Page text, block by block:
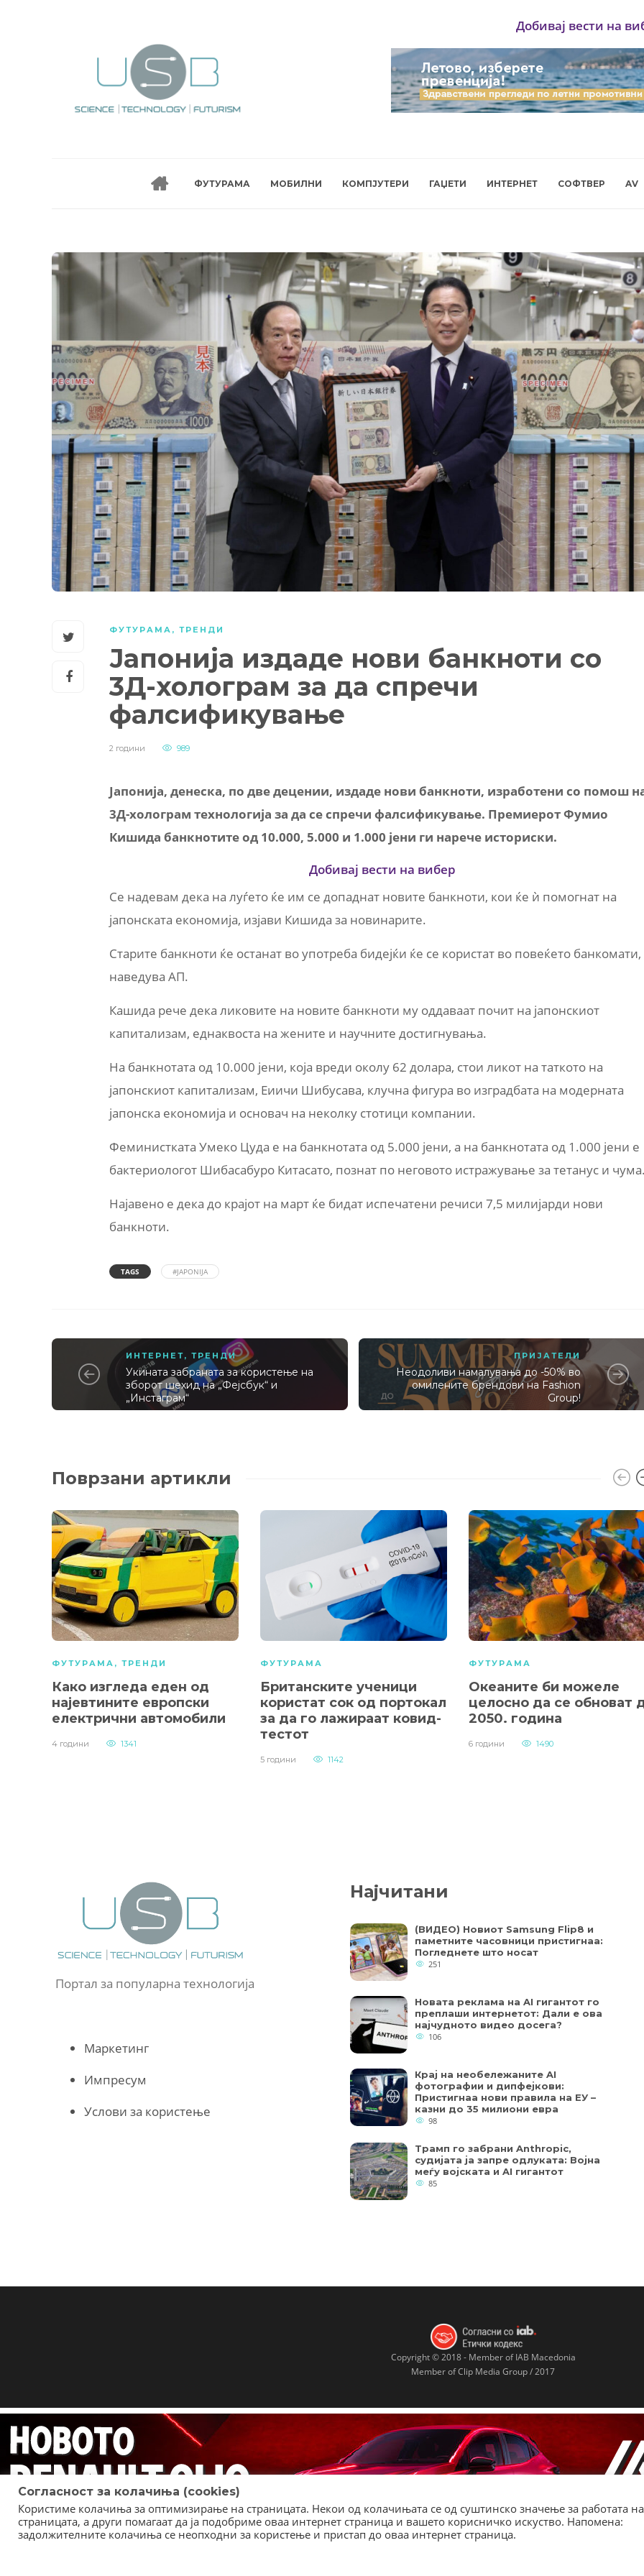
Добивај вести на
ФУТУРАМА МОБИЛНИ КОМПЈУТЕРИ ГАЏЕТИ ИНТЕРНЕТ СОФТВЕР AV
ФУТУРАМА , ТРЕНДИ
Јапонија издаде нови банкноти со
3Д-холограм за да спречи
фалсификување
2 години 989
Јапонија, денеска, по две децении, издаде нови банкноти, изработени со помош
3Д-холограм технологија за да се спречи фалсификување. Премиерот Фумио
Кишида банкнотите од 10.000, 5.000 и 1.000 јени ги нарече историски.
Добивај вести на вибер
Се надевам дека на луѓето ќе им се допаднат новите банкноти, кои ќе ѝ помогнат на
јапонската економија, изјави Кишида за новинарите.
Старите банкноти ќе останат во употреба бидејќи ќе се користат во повеќето банкомати,
наведува АП.
Кашида рече дека ликовите на новите банкноти му оддаваат почит на јапонскиот
капитализам, еднаквоста на жените и научните достигнувања.
На банкнотата од 10.000 јени, која вреди околу 62 долара, стои ликот на таткото на
јапонскиот капитализам, Еиичи Шибусава, клучна фигура во изградбата на модерната
јапонска економија и основач на неколку стотици компании.
Феминистката Умеко Цуда е на банкнотата од 5.000 јени, а на банкнотата од 1.000 јени е
бактериологот Шибасабуро Китасато, познат по неговото истражување за тетанус и чума.
Најавено е дека до крајот на март ќе бидат испечатени речиси 7,5 милијарди нови
банкноти.
TAGS #JAPONIJA
ИНТЕРНЕТ,ТРЕНДИ
Укината забраната за користење на
зборот шехид на „Фејсбук“ и
„Инстаграм“
ПРИЈАТЕЛИ
Неодоливи намалувања до -50% во
омилените брендови на Fashion
Group!
Поврзани артикли
ФУТУРАМА , ТРЕНДИ
Како изгледа еден од
најевтините европски
електрични автомобили
4 години 1341
ФУТУРАМА
Британските ученици
користат сок од портокал
за да го лажираат ковид-
тестот
5 години 1142
ФУТУРАМА
Океаните би можеле
целосно да се обноват
2050. година
6 години 1490
Портал за популарна технологија
Маркетинг
Импресум
Услови за користење
Најчитани
(ВИДЕО) Новиот Samsung Flip8 и
паметните часовници пристигнаа:
Погледнете што носат
251
Новата реклама на AI гигантот го
преплаши интернетот: Дали е ова
најчудното видео досега?
106
Крај на необележаните AI
фотографии и дипфејкови:
Пристигнаа нови правила на ЕУ –
казни до 35 милиони евра
98
Трамп го забрани Anthropic,
судијата ја запре одлуката: Војна
меѓу војската и AI гигантот
85
Copyright © 2018 - Member of IAB Macedonia
Member of Clip Media Group / 2017
Согласност за колачиња (cookies)
Користиме колачиња за оптимизирање на страницата. Некои од колачињата се од суштинско значење за работата на
страницата, а други помагаат да ја подобриме оваа интернет страница и вашето корисничко искуство. Напомена:
задолжителните колачиња се неопходни за користење и пристап до оваа интернет страница.